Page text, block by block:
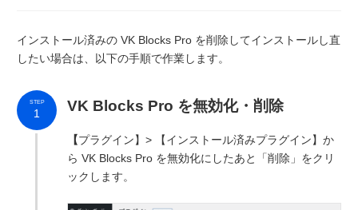
インストール済みの VK Blocks Pro を削除してインストールし直
したい場合は、以下の手順で作業します。
VK Blocks Pro を無効化・削除
【プラグイン】> 【インストール済みプラグイン】か
ら VK Blocks Pro を無効化にしたあと「削除」をクリ
ックします。
STEP
1